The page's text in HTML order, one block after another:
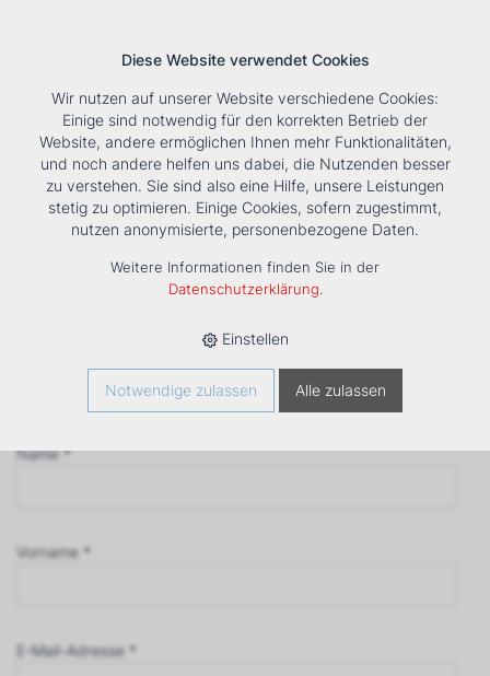
Tools Unternehmen Karriere KontaktSuche
‹ Zurück
Anfrage
Name *
Vorname *
E-Mail-Adresse *
Diese Website verwendet Cookies
Wir nutzen auf unserer Website verschiedene Cookies:
Einige sind notwendig für den korrekten Betrieb der
Website, andere ermöglichen Ihnen mehr Funktionalitäten,
und noch andere helfen uns dabei, die Nutzenden besser
zu verstehen. Sie sind also eine Hilfe, unsere Leistungen
stetig zu optimieren. Einige Cookies, sofern zugestimmt,
nutzen anonymisierte, personenbezogene Daten.
Weitere Informationen finden Sie in der
Datenschutzerklärung.
Einstellen
Notwendige zulassen Alle zulassen